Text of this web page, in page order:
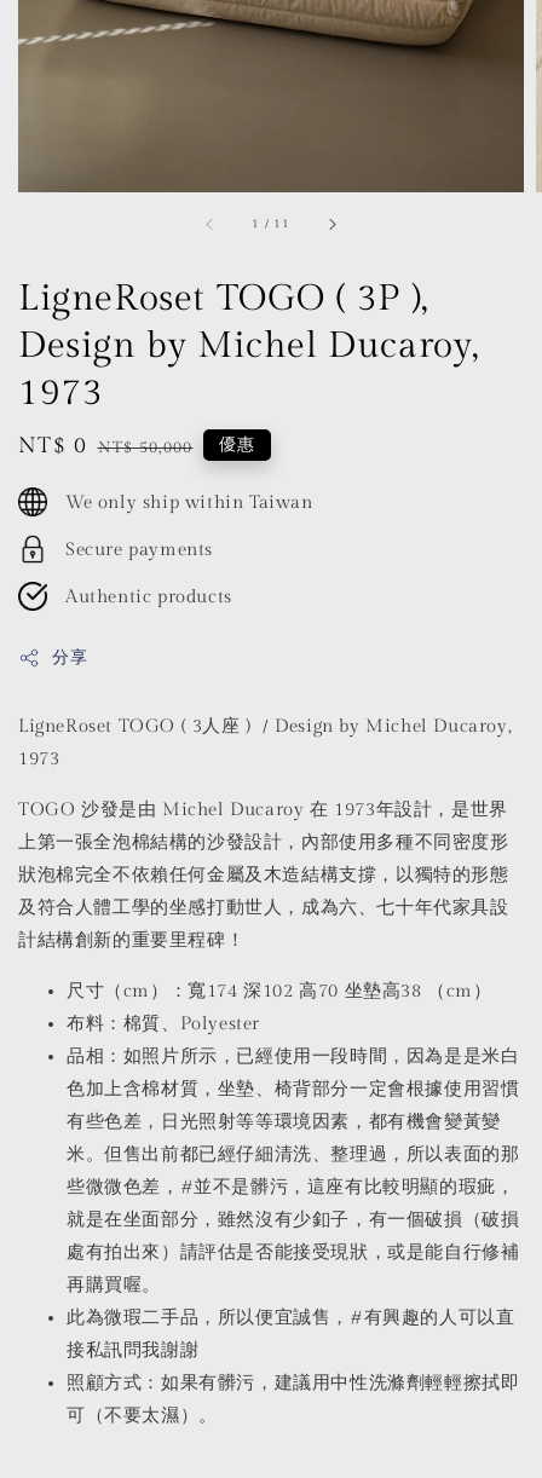
1 / 11
LigneRoset TOGO ( 3P ),
Design by Michel Ducaroy,
1973
Sale
NT$ 0 Regular
NT$ 50,000 優惠
We only ship within Taiwan
Secure payments
Authentic products
分享
LigneRoset TOGO ( 3人座 ) / Design by Michel Ducaroy,
1973
TOGO 沙發是由 Michel Ducaroy 在 1973年設計，是世界
上第一張全泡棉結構的沙發設計，內部使用多種不同密度形
狀泡棉完全不依賴任何金屬及木造結構支撐，以獨特的形態
及符合人體工學的坐感打動世人，成為六、七十年代家具設
計結構創新的重要里程碑！
尺寸（cm）：寬174 深102 高70 坐墊高38 （cm）
布料：棉質、Polyester
品相：如照片所示，已經使用一段時間，因為是是米白
色加上含棉材質，坐墊、椅背部分一定會根據使用習慣
有些色差，日光照射等等環境因素，都有機會變黃變
米。但售出前都已經仔細清洗、整理過，所以表面的那
些微微色差，#並不是髒污，這座有比較明顯的瑕疵，
就是在坐面部分，雖然沒有少釦子，有一個破損（破損
處有拍出來）請評估是否能接受現狀，或是能自行修補
再購買喔。
此為微瑕二手品，所以便宜誠售，#有興趣的人可以直
接私訊問我謝謝
照顧方式：如果有髒污，建議用中性洗滌劑輕輕擦拭即
可（不要太濕）。